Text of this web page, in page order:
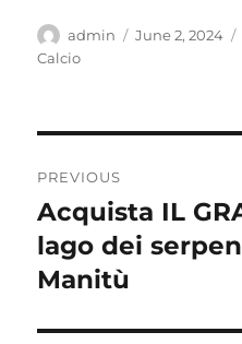
Author
admin
Posted
June 2, 2024
Calcio
navigation
PREVIOUS
Previous
post:
Acquista IL
lago dei
Manitù